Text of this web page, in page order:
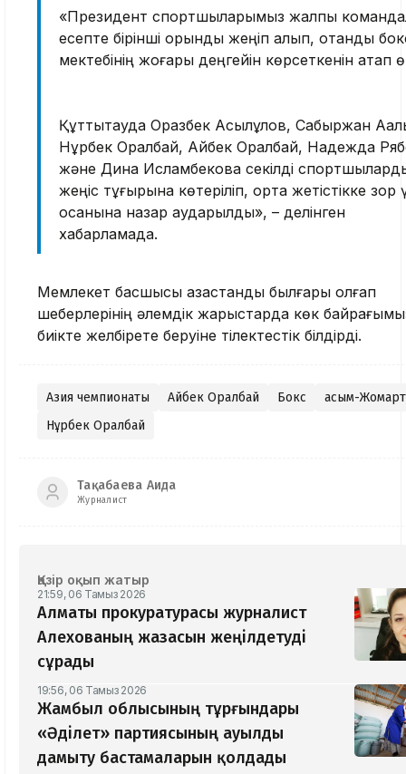
«Президент спортшыларымыз жалпы
есепте бірінші орынды жеңіп алып, отандық
мектебінің жоғары деңгейін көрсеткенін атап
Құттықтауда Оразбек Асылқұлов, Сабыржан
Нұрбек Оралбай, Айбек Оралбай, Надежда
және Дина Исламбекова секілді
жеңіс тұғырына көтеріліп, ортақ жетістікке зор
қосқанына назар аударылды», – делінген
хабарламада.
Мемлекет басшысы қазақстандық былғары қолғап
шеберлерінің әлемдік жарыстарда көк
биікте желбірете беруіне тілектестік білдірді.
Азия чемпионаты Айбек Оралбай Бокс
Қасым-
Нұрбек Оралбай
Тақабаева Аида
Журналист
Қазір оқып жатыр
21:59, 06 Тамыз 2026
Алматы прокуратурасы журналист
Алехованың жазасын жеңілдетуді
сұрады
19:56, 06 Тамыз 2026
Жамбыл облысының тұрғындары
«Әділет» партиясының ауылды
дамыту бастамаларын қолдады